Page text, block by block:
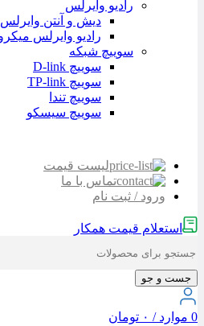
رادیو وایرلس
دیش و آنتن وایرلس
رادیو وایرلس
سوییچ شبکه
سوییچ D-link
سوییچ TP-link
سوییچ تندا
سوییچ سیسکو
لیست قیمت
تماس با ما
ورود / ثبت نام
استعلام قیمت همکار
جست و جو
0 موارد / ۰ تومان